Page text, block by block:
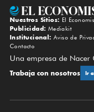
Nuestros Sitios: El
Publicidad: Mediakit
Institucional: Aviso de
Contacto
Una empresa de Nacer
Trabaja con nosotros Ir